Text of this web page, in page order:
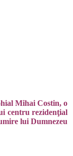
Mihai Costin, o
centru rezidenţial
lui Dumnezeu